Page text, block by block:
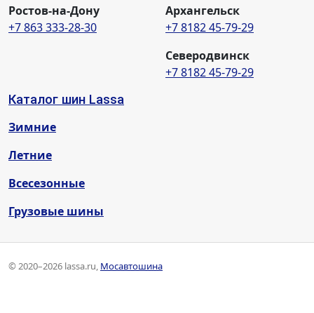
Ростов-на-Дону
+7 863 333-28-30
Архангельск
+7 8182 45-79-29
Северодвинск
+7 8182 45-79-29
Каталог шин Lassa
Зимние
Летние
Всесезонные
Грузовые шины
© 2020–2026 lassa.ru, Мосавтошина